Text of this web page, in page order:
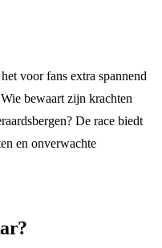
voor fans extra spannend
bewaart zijn krachten
De race biedt
en onverwachte